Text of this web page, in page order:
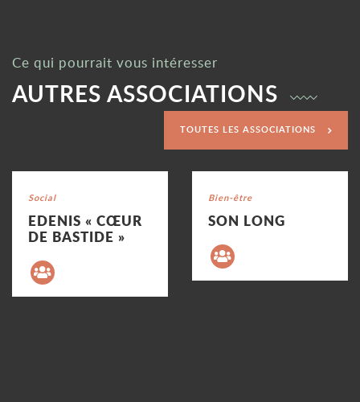
Ce qui pourrait vous intéresser
AUTRES ASSOCIATIONS
TOUTES LES ASSOCIATIONS
Catégorie : "
Social
EDENIS « CŒUR
DE BASTIDE »
Catégorie : "
Bien-être
SON LONG